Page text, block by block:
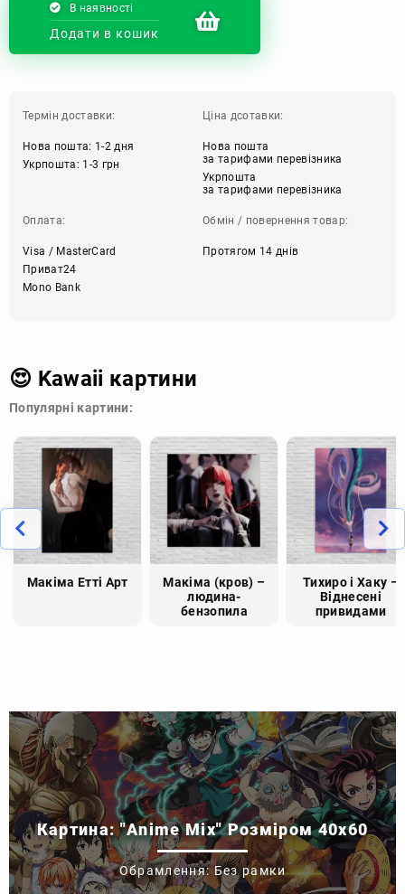
В наявності
Додати в кошик
Термін доставки:
Нова пошта: 1-2 дня
Укрпошта: 1-3 грн
Ціна дсотавки:
Нова пошта
за тарифами перевізника
Укрпошта
за тарифами перевізника
Оплата:
Visa / MasterCard
Приват24
Mono Bank
Обмін / повернення товар:
Протягом 14 днів
😍 Kawaii картини
Популярні картини:
Макіма Етті Арт
Макіма (кров) –
людина-
бензопила
Тихиро і Хаку –
Віднесені
привидами
Картина: "Anime Mix" Розміром 40x60
Обрамлення: Без рамки